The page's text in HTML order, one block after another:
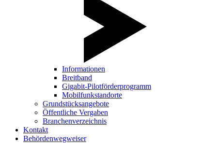
Informationen
Breitband
Gigabit-Pilotförderprogramm
Mobilfunkstandorte
Grundstücksangebote
Öffentliche Vergaben
Branchenverzeichnis
Kontakt
Behördenwegweiser